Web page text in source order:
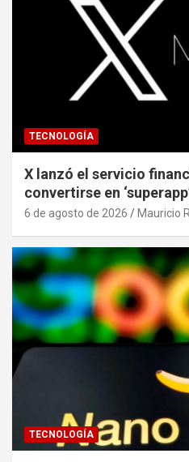
TECNOLOGÍA
X lanzó el servicio
convertirse en
6 de agosto de 2026 Mauricio
TECNOLOGÍA